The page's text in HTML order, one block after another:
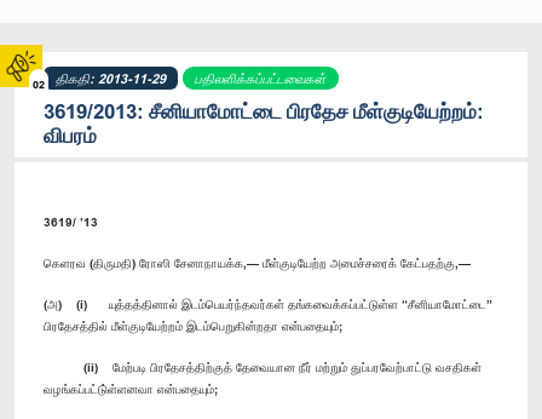
02 திகதி: 2013-11-29 பதிலளிக்கப்பட்டவைகள்
3619/2013: சீனியாமோட்டை பிரதேச மீள்குடியேற்றம்:
விபரம்
3619/ ’13
கெளரவ (திருமதி) ரோஸி சேனாநாயக்க,— மீள்குடியேற்ற அமைச்சரைக் கேட்பதற்கு,—
(அ) (i) யுத்தத்தினால் இடம்பெயர்ந்தவர்கள் தங்கவைக்கப்பட்டுள்ள “சீனியாமோட்டை”
பிரதேசத்தில் மீள்குடியேற்றம் இடம்பெறுகின்றதா என்பதையும்;
(ii) மேற்படி பிரதேசத்திற்குத் தேவையான நீர் மற்றும் துப்பரவேற்பாட்டு வசதிகள்
வழங்கப்பட்டு்ள்ளனவா என்பதையும்;